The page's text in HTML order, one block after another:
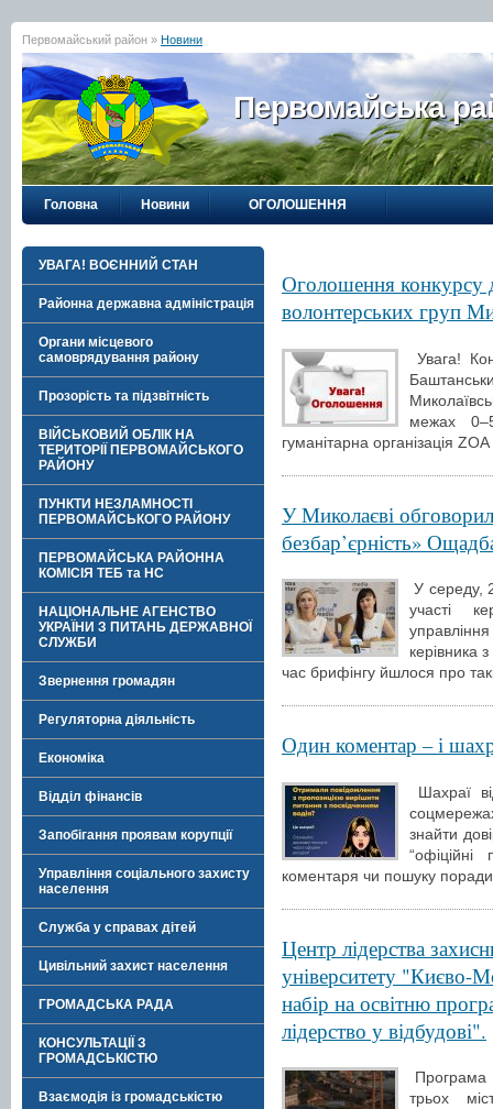
Первомайський район » Новини
Первомайська
Головна Новини ОГОЛОШЕННЯ
УВАГА! ВОЄННИЙ СТАН
Районна державна адміністрація
Органи місцевого
самоврядування району
Прозорість та підзвітність
ВІЙСЬКОВИЙ ОБЛІК НА
ТЕРИТОРІЇ ПЕРВОМАЙСЬКОГО
РАЙОНУ
ПУНКТИ НЕЗЛАМНОСТІ
ПЕРВОМАЙСЬКОГО РАЙОНУ
ПЕРВОМАЙСЬКА РАЙОННА
КОМІСІЯ ТЕБ та НС
НАЦІОНАЛЬНЕ АГЕНСТВО
УКРАЇНИ З ПИТАНЬ ДЕРЖАВНОЇ
СЛУЖБИ
Звернення громадян
Регуляторна діяльність
Економіка
Відділ фінансів
Запобігання проявам корупції
Управління соціального захисту
населення
Служба у справах дітей
Цивільний захист населення
ГРОМАДСЬКА РАДА
КОНСУЛЬТАЦІЇ З
ГРОМАДСЬКІСТЮ
Взаємодія із громадськістю
Оголошення конкурсу
волонтерських груп
Увага!
межах
гуманітарна організація
У Миколаєві
безбар’єрність»
У середу,
участі
керівника
час брифінгу йшлося про
Один коментар – і
Шахраї
знайти
“офіційні
коментаря чи пошуку поради
Центр лідерства
університету "Києво-
набір на освітню
лідерство у відбудові".
Програма
трьох